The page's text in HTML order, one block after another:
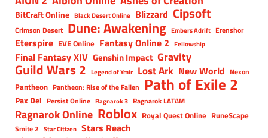
BitCraft Online Black Desert Online Blizzard Cipsoft
Crimson Desert Dune: Awakening Embers Adrift Erenshor
Eterspire EVE Online Fantasy Online 2 Fellowship
Final Fantasy XIV Genshin Impact Gravity
Guild Wars 2 Legend of Ymir Lost Ark New World Nexon
Pantheon Pantheon: Rise of the Fallen Path of Exile 2
Pax Dei Persist Online Ragnarok 3 Ragnarok LATAM
Ragnarok Online Roblox Royal Quest Online RuneScape
Smite 2 Star Citizen Stars Reach